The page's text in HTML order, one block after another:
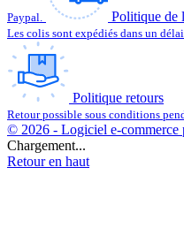
Paypal. Politique de
Les colis sont expédiés dans un
Politique retours
Retour possible sous conditions
© 2026 - Logiciel e-commerce
Chargement...
Retour en haut